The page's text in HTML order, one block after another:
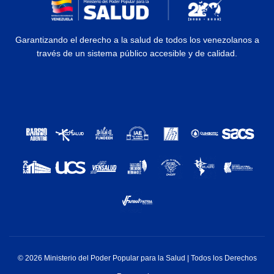
Garantizando el derecho a la salud de todos los venezolanos a
través de un sistema público accesible y de calidad.
© 2026 Ministerio del Poder Popular para la Salud | Todos los Derechos